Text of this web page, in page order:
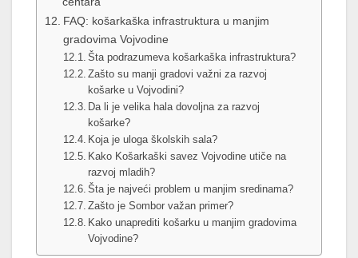
FAQ: košarkaška infrastruktura u manjim
gradovima Vojvodine
Šta podrazumeva košarkaška infrastruktura?
Zašto su manji gradovi važni za razvoj
košarke u Vojvodini?
Da li je velika hala dovoljna za razvoj
košarke?
Koja je uloga školskih sala?
Kako Košarkaški savez Vojvodine utiče na
razvoj mladih?
Šta je najveći problem u manjim sredinama?
Zašto je Sombor važan primer?
Kako unaprediti košarku u manjim gradovima
Vojvodine?